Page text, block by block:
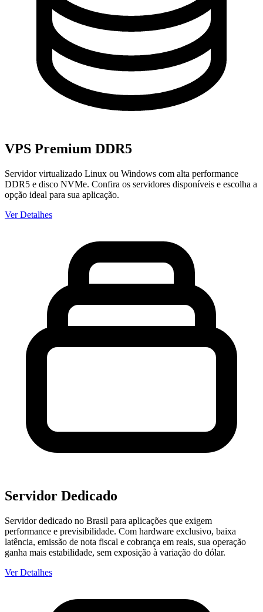
VPS Premium DDR5
Servidor virtualizado Linux ou Windows com alta performance
DDR5 e disco NVMe. Confira os servidores disponíveis e escolha a
opção ideal para sua aplicação.
Ver Detalhes
Servidor Dedicado
Servidor dedicado no Brasil para aplicações que exigem
performance e previsibilidade. Com hardware exclusivo, baixa
latência, emissão de nota fiscal e cobrança em reais, sua operação
ganha mais estabilidade, sem exposição à variação do dólar.
Ver Detalhes